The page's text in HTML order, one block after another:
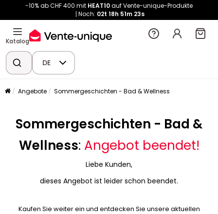
-10% ab CHF 400 mit HEAT10auf Vente-unique-Produkte
Noch: 02t 18h 51m 23s
Katalog
DE
Angebote Sommergeschichten - Bad & Wellness
Sommergeschichten - Bad &
Wellness: Angebot beendet!
Liebe Kunden,
dieses Angebot ist leider schon beendet.
Kaufen Sie weiter ein und entdecken Sie unsere aktuellen